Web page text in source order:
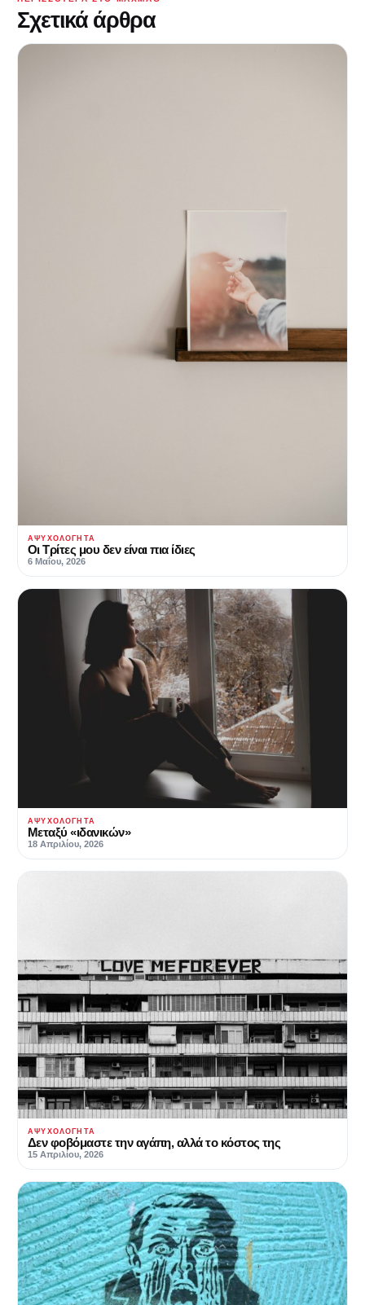
Σχετικά άρθρα
ΑΨΥΧΟΛΌΓΗΤΑ
Οι Τρίτες μου δεν είναι πια ίδιες
6 Μαΐου, 2026
ΑΨΥΧΟΛΌΓΗΤΑ
Μεταξύ «ιδανικών»
18 Απριλίου, 2026
ΑΨΥΧΟΛΌΓΗΤΑ
Δεν φοβόμαστε την αγάπη, αλλά το κόστος της
15 Απριλίου, 2026